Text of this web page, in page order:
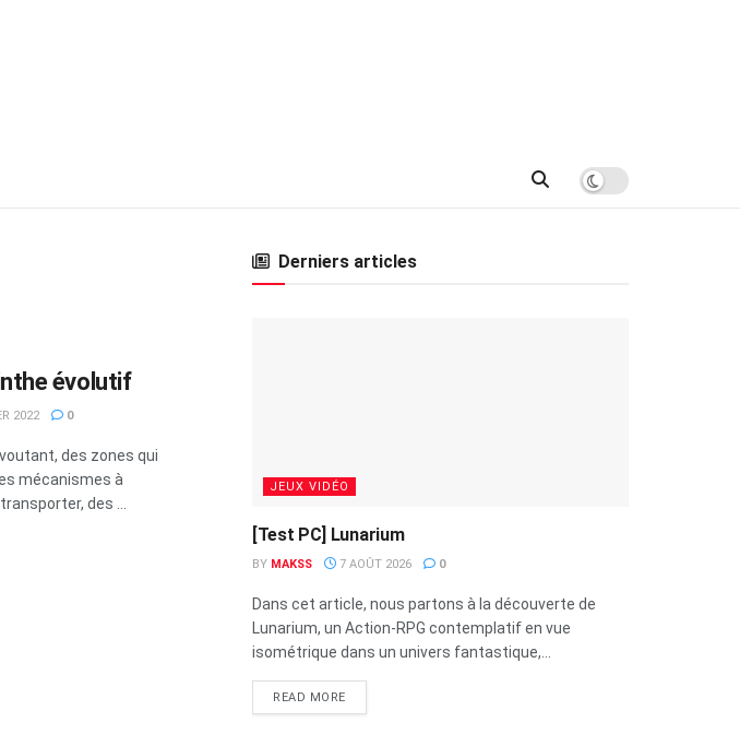
évolutif
2022 0
des zones qui
mécanismes à
des ...
Derniers articles
JEUX VIDÉO
[Test PC] Lunarium
BY MAKSS 7 AOÛT 2026 0
Dans cet article, nous partons à la découverte de
Lunarium, un Action-RPG contemplatif en vue
isométrique dans un univers fantastique,...
READ MORE